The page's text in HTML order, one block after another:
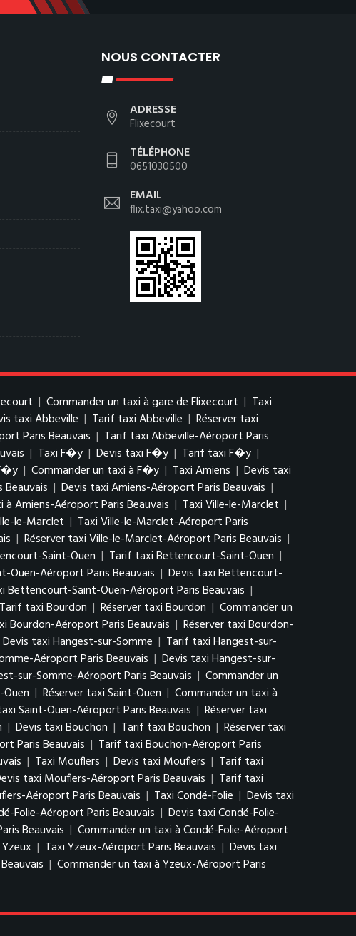
NOUS CONTACTER
ADRESSE
Flixecourt
TÉLÉPHONE
0651030500
EMAIL
flix.taxi@yahoo.com
| Commander un taxi à gare de Flixecourt | Taxi
taxi Abbeville | Tarif taxi Abbeville | Réserver taxi
Paris Beauvais | Tarif taxi Abbeville-Aéroport Paris
| Taxi F�y | Devis taxi F�y | Tarif taxi F�y |
| Commander un taxi à F�y | Taxi Amiens | Devis taxi
| Devis taxi Amiens-Aéroport Paris Beauvais |
à Amiens-Aéroport Paris Beauvais | Taxi Ville-le-Marclet |
le-Marclet | Taxi Ville-le-Marclet-Aéroport Paris
| Réserver taxi Ville-le-Marclet-Aéroport Paris Beauvais |
Saint-Ouen | Tarif taxi Bettencourt-Saint-Ouen |
Ouen-Aéroport Paris Beauvais | Devis taxi Bettencourt-
Bettencourt-Saint-Ouen-Aéroport Paris Beauvais |
Tarif taxi Bourdon | Réserver taxi Bourdon | Commander un
Bourdon-Aéroport Paris Beauvais | Réserver taxi Bourdon-
Devis taxi Hangest-sur-Somme | Tarif taxi Hangest-sur-
Aéroport Paris Beauvais | Devis taxi Hangest-sur-
sur-Somme-Aéroport Paris Beauvais | Commander un
| Réserver taxi Saint-Ouen | Commander un taxi à
Saint-Ouen-Aéroport Paris Beauvais | Réserver taxi
| Devis taxi Bouchon | Tarif taxi Bouchon | Réserver taxi
Paris Beauvais | Tarif taxi Bouchon-Aéroport Paris
| Taxi Mouflers | Devis taxi Mouflers | Tarif taxi
taxi Mouflers-Aéroport Paris Beauvais | Tarif taxi
Aéroport Paris Beauvais | Taxi Condé-Folie | Devis taxi
Folie-Aéroport Paris Beauvais | Devis taxi Condé-Folie-
Beauvais | Commander un taxi à Condé-Folie-Aéroport
| Taxi Yzeux-Aéroport Paris Beauvais | Devis taxi
| Commander un taxi à Yzeux-Aéroport Paris